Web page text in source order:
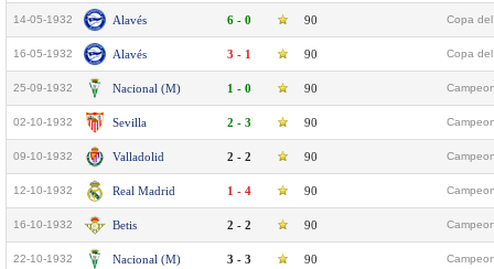
14-05-1932 Alavés 6 - 0 90 Copa
16-05-1932 Alavés 3 - 1 90 Copa
25-09-1932 Nacional (M) 1 - 0 90
02-10-1932 Sevilla 2 - 3 90
09-10-1932 Valladolid 2 - 2 90
12-10-1932 Real Madrid 1 - 4 90
16-10-1932 Betis 2 - 2 90
22-10-1932 Nacional (M) 3 - 3 90